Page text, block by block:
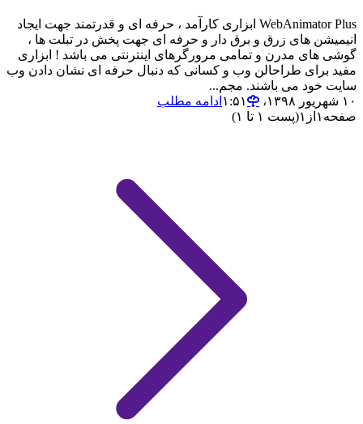
WebAnimator Plus ابزاری کارآمد ، حرفه ای و قدرتمند جهت ایجاد
انیمیشن های زرق و برق دار و حرفه ای جهت پخش در تبلت ها ،
گوشی های مدرن و تمامی مرورگرهای اینترنتی می باشد ! ابزاری
مفید برای طراحالن وب و کسانی که دنبال حرفه ای نشان دادن وب
سایت خود می باشند. مجم...
۱۰ شهریور ۱۳۹۸،‏ ۱:۵۱
ادامه مطلب
صفحه ۱ از ۱(پست ۱ تا ۱)